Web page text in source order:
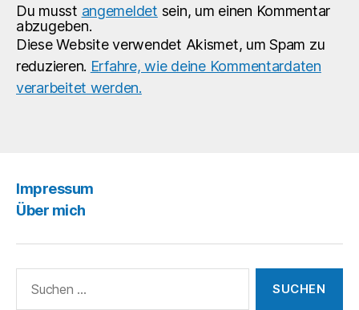
Du musst angemeldet sein, um einen Kommentar
abzugeben.
Diese Website verwendet Akismet, um Spam zu
reduzieren. Erfahre, wie deine Kommentardaten
verarbeitet werden.
Impressum
Über mich
nach: